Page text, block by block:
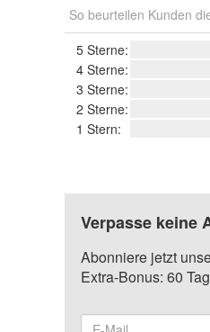
So beurteilen Kunden
5 Sterne:
4 Sterne:
3 Sterne:
2 Sterne:
1 Stern:
Verpasse keine
Abonniere jetzt
Extra-Bonus: 60